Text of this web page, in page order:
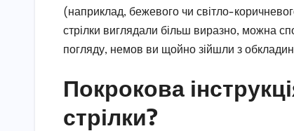
(наприклад, бежевого чи світло-
стрілки виглядали більш виразно, можна
погляду, немов ви щойно зійшли з
Покрокова
стрілки?